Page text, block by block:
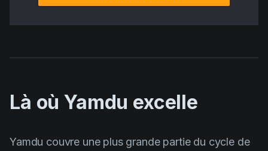
Là où Yamdu excelle
Yamdu couvre une plus grande partie du cycle de